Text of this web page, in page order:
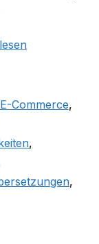
E-Commerce,
,
,